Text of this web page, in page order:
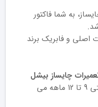
به شما فاکتور
اصلی و فابریک برند
چایساز بیشل
تعویض شده اند، دارای گارانتی 9 تا 12 ماهه می